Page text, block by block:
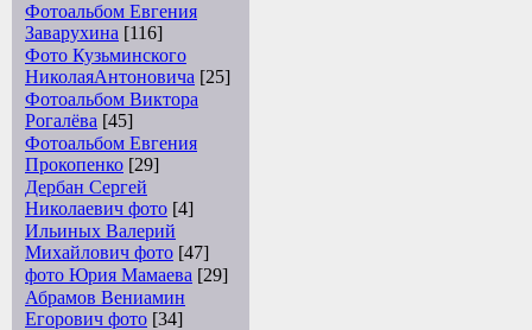
Фотоальбом Евгения
Заварухина [116]
Фото Кузьминского
НиколаяАнтоновича [25]
Фотоальбом Виктора
Рогалёва [45]
Фотоальбом Евгения
Прокопенко [29]
Дербан Сергей
Николаевич фото [4]
Ильиных Валерий
Михайлович фото [47]
фото Юрия Мамаева [29]
Абрамов Вениамин
Егорович фото [34]